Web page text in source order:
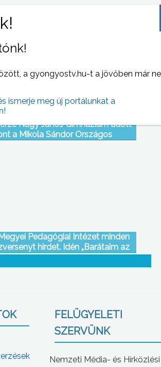
Nagy János Gimnázium adott
a Mikola Sándor Országos
Pedagógiai Intézet minden
hirdet. Idén „Barátaim az
címet kapta a rendezvény
FELÜGYELETI
SZERVÜNK
Nemzeti Média- és Hírközlési
a gyongyostv.hu-t a jövőben már
ismerje meg új portálunkat a